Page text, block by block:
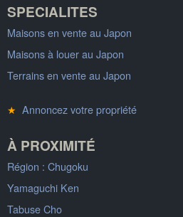
SPECIALITES
Maisons en vente au Japon
Maisons à louer au Japon
Terrains en vente au Japon
★ Annoncez votre propriété
À PROXIMITÉ
Région : Chugoku
Yamaguchi Ken
Tabuse Cho